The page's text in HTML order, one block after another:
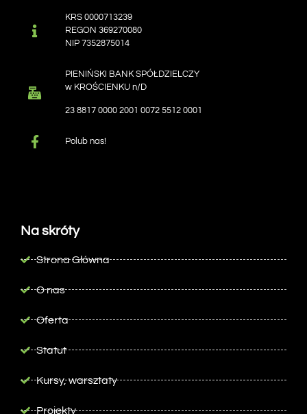
KRS 0000713239
REGON 369270080
NIP 7352875014
PIENIŃSKI BANK SPÓŁDZIELCZY
w KROŚCIENKU n/D
23 8817 0000 2001 0072 5512 0001
Polub nas!
Na skróty
Strona Główna
O nas
Oferta
Statut
Kursy, warsztaty
Projekty